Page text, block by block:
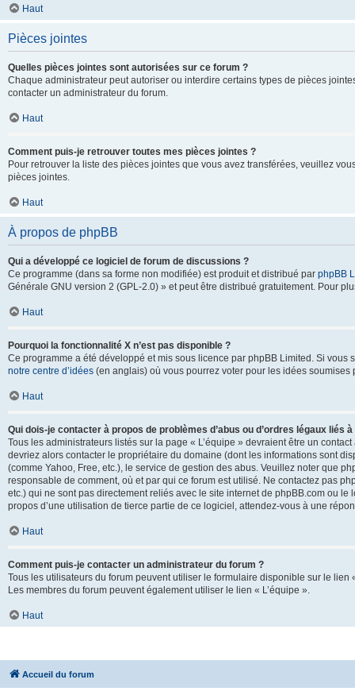
Haut
Pièces jointes
Quelles pièces jointes sont autorisées sur ce forum ?
Chaque administrateur peut autoriser ou interdire certains types de pièces
contacter un administrateur du forum.
Haut
Comment puis-je retrouver toutes mes pièces jointes ?
Pour retrouver la liste des pièces jointes que vous avez transférées, veuillez
pièces jointes.
Haut
À propos de phpBB
Qui a développé ce logiciel de forum de discussions ?
Ce programme (dans sa forme non modifiée) est produit et distribué par phpBB
Générale GNU version 2 (GPL-2.0) » et peut être distribué gratuitement. Pour
Haut
Pourquoi la fonctionnalité X n’est pas disponible ?
Ce programme a été développé et mis sous licence par phpBB Limited. Si
notre centre d’idées (en anglais) où vous pourrez voter pour les idées soumises
Haut
Qui dois-je contacter à propos de problèmes d’abus ou d’ordres légaux liés
Tous les administrateurs listés sur la page « L’équipe » devraient être un
devriez alors contacter le propriétaire du domaine (dont les informations sont
(comme Yahoo, Free, etc.), le service de gestion des abus. Veuillez noter que
responsable de comment, où et par qui ce forum est utilisé. Ne contactez pas
etc.) qui ne sont pas directement reliés avec le site internet de phpBB.com ou
propos d’une utilisation de tierce partie de ce logiciel, attendez-vous à une
Haut
Comment puis-je contacter un administrateur du forum ?
Tous les utilisateurs du forum peuvent utiliser le formulaire disponible sur le
Les membres du forum peuvent également utiliser le lien « L’équipe ».
Haut
Accueil du forum